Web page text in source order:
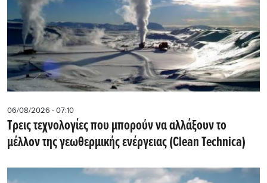
06/08/2026 - 07:10
Τρεις τεχνολογίες που μπορούν να αλλάξουν το
μέλλον της γεωθερμικής ενέργειας (Clean Technica)